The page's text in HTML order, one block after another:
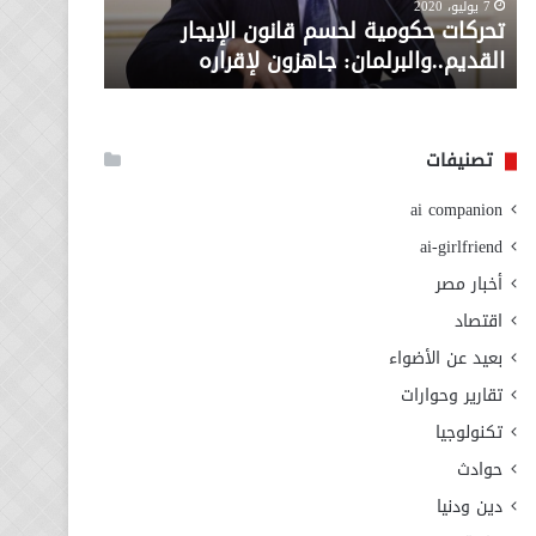
لإقراره
7 يوليو، 2020
تحركات حكومية لحسم قانون الإيجار
القديم..والبرلمان: جاهزون لإقراره
من
وزارة
الاجتماعي
تصنيفات
ai companion
ai-girlfriend
أخبار مصر
اقتصاد
بعيد عن الأضواء
تقارير وحوارات
تكنولوجيا
حوادث
دين ودنيا